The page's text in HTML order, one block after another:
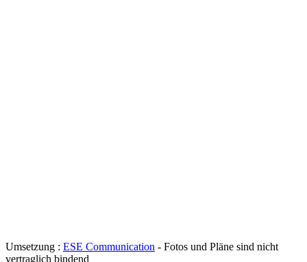
Umsetzung : ESE Communication - Fotos und Pläne sind nicht
vertraglich bindend